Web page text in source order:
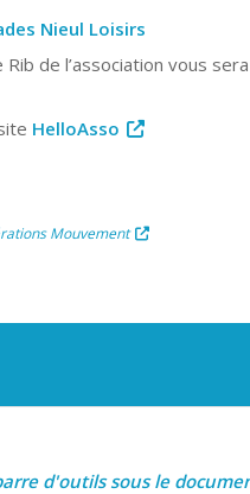
Nieul Loisirs
Rib de l’association vous
HelloAsso
Mouvement
d'outils sous le